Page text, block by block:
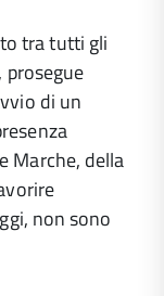
tra tutti gli
di un
Marche, della
non sono